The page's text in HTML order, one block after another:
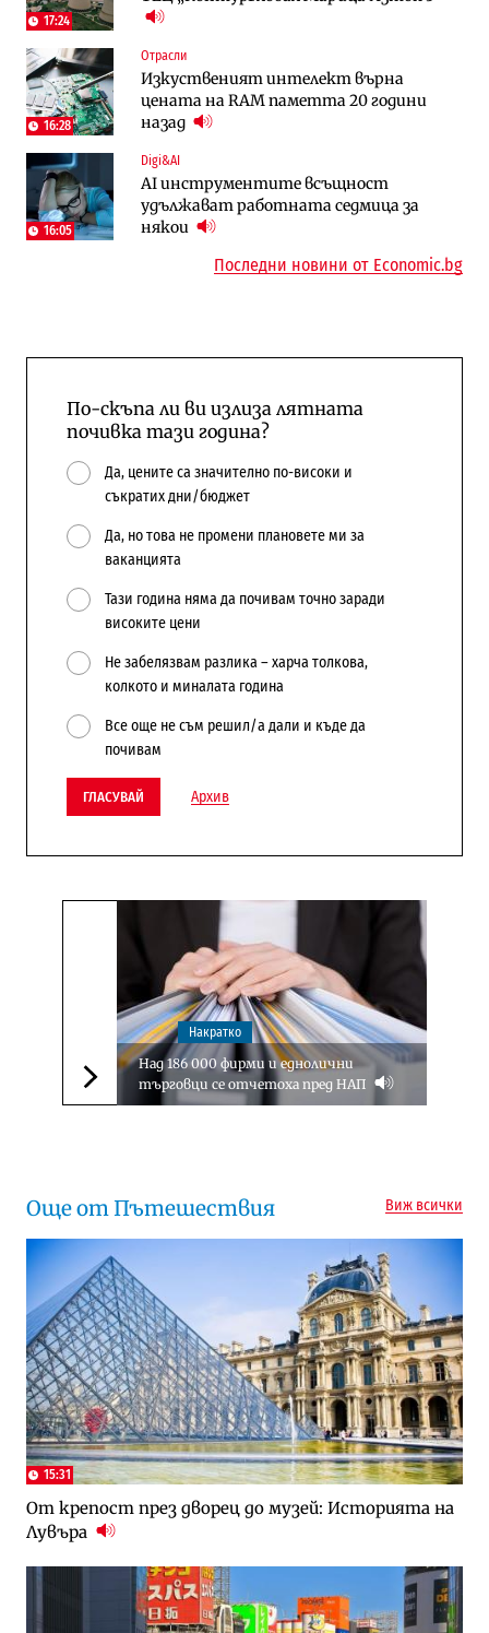
17:24
16:28
Отрасли
Изкуственият интелект върна
цената на RAM паметта 20 години
назад
16:05
Digi&AI
AI инструментите всъщност
удължават работната седмица за
някои
Трафикът толкова е намалял, че големи
медии обмислят да се откажат
напълно от Google
Пазарът на труда продължава да се
охлажда, а три сектора го дърпат
надолу
Кабинетът иска да отпадне забраната
за износ на дизел и керосин
Интервю | Истинската иновация идва
от решаването на реални проблеми на
потребителите
Последни новини от Economic.bg
По-скъпа ли ви излиза лятната
почивка тази година?
Да, цените са значително по-високи и
съкратих дни/бюджет
Да, но това не промени плановете ми за
ваканцията
Тази година няма да почивам точно заради
високите цени
Не забелязвам разлика – харча толкова,
колкото и миналата година
Все още не съм решил/а дали и къде да
почивам
ГЛАСУВАЙ Архив
Следваща новина
Накратко
Над 186 000 фирми и еднолични
търговци се отчетоха пред НАП
Още от Пътешествия Виж всички
15:31
От крепост през дворец до музей: Историята на
Лувъра